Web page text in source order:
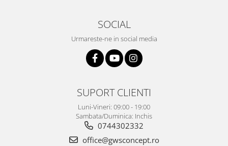
SOCIAL
Urmareste-ne in social media
SUPORT CLIENTI
Luni-Vineri: 09:00 - 19:00
Sambata/Duminica: Inchis
0744302332
office@gwsconcept.ro